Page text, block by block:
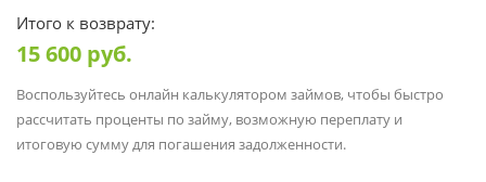
Итого к возврату:
15 600 руб.
Воспользуйтесь онлайн калькулятором займов, чтобы быстро
рассчитать проценты по займу, возможную переплату и
итоговую сумму для погашения задолженности.